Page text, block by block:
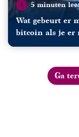
5 minuten
Wat gebeurt er
bitcoin als je er
Ga